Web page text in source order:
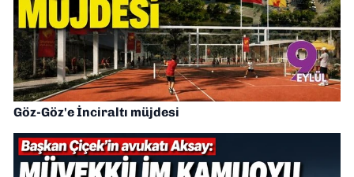
Göz-Göz'e İnciraltı müjdesi